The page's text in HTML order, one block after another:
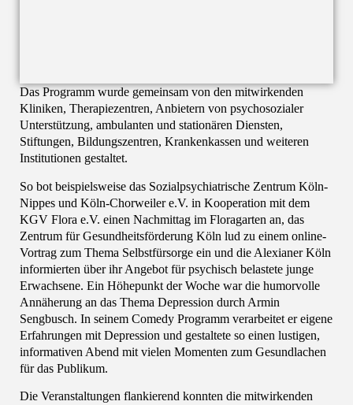
Das Programm wurde gemeinsam von den mitwirkenden
Kliniken, Therapiezentren, Anbietern von psychosozialer
Unterstützung, ambulanten und stationären Diensten,
Stiftungen, Bildungszentren, Krankenkassen und weiteren
Institutionen gestaltet.
So bot beispielsweise das Sozialpsychiatrische Zentrum Köln-
Nippes und Köln-Chorweiler e.V. in Kooperation mit dem
KGV Flora e.V. einen Nachmittag im Floragarten an, das
Zentrum für Gesundheitsförderung Köln lud zu einem online-
Vortrag zum Thema Selbstfürsorge ein und die Alexianer Köln
informierten über ihr Angebot für psychisch belastete junge
Erwachsene. Ein Höhepunkt der Woche war die humorvolle
Annäherung an das Thema Depression durch Armin
Sengbusch. In seinem Comedy Programm verarbeitet er eigene
Erfahrungen mit Depression und gestaltete so einen lustigen,
informativen Abend mit vielen Momenten zum Gesundlachen
für das Publikum.
Die Veranstaltungen flankierend konnten die mitwirkenden